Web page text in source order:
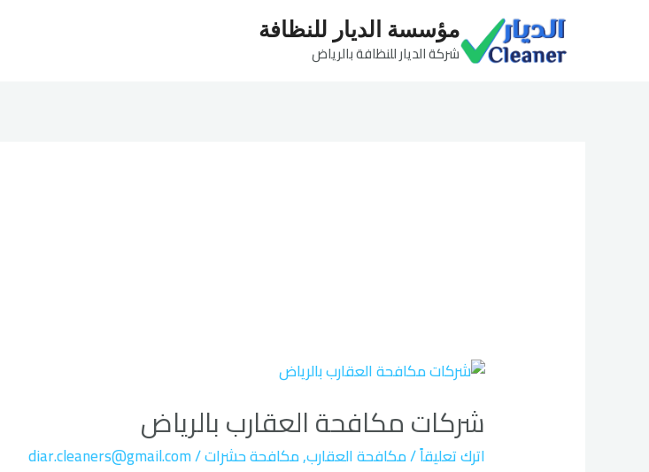
مؤسسة الديار للنظافة
شركة الديار للنظافة بالرياض
شركات مكافحة العقارب بالرياض
اترك تعليقاً/مكافحة العقارب,مكافحة حشرات/
diar.cleaners@gmail.com
شركات
العقارب
بالرياض